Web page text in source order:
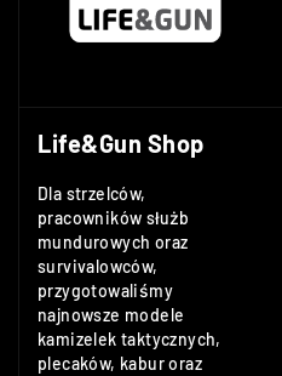
Life&Gun Shop
Dla strzelców,
pracowników służb
mundurowych oraz
survivalowców,
przygotowaliśmy
najnowsze modele
kamizelek taktycznych,
plecaków, kabur oraz